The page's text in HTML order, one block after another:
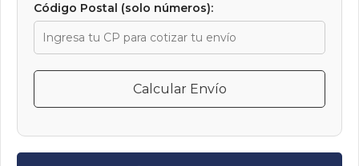
Código Postal (solo números):
Calcular Envío